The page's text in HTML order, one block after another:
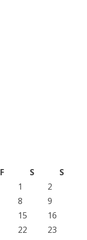
F S
S
1
2
8
9
15
16
22
23